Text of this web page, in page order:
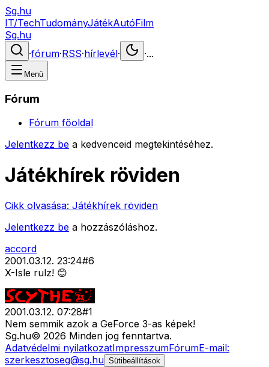
Sg.hu
IT/TechTudományJátékAutóFilm
Sg.hu
·fórum·RSS·hírlevél· ·...
Menü
Fórum
Fórum főoldal
Jelentkezz be a kedvenceid megtekintéséhez.
Játékhírek röviden
Cikk olvasása: Játékhírek röviden
Jelentkezz be a hozzászóláshoz.
accord
2001.03.12. 23:24#6
X-Isle rulz! 😊
2001.03.12. 07:28#1
Nem semmik azok a GeForce 3-as képek!
Sg.hu© 2026 Minden jog fenntartva.
Adatvédelmi nyilatkozatImpresszumFórumE-mail:
szerkesztoseg@sg.hu Sütibeállítások